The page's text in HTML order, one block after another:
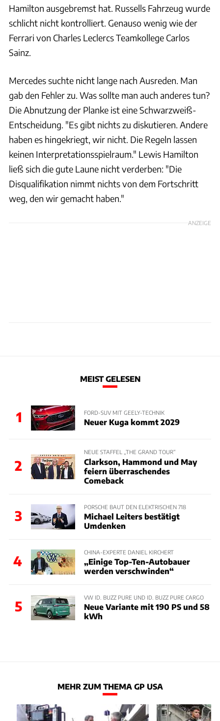
Hamilton ausgebremst hat. Russells Fahrzeug wurde
schlicht nicht kontrolliert. Genauso wenig wie der
Ferrari von Charles Leclercs Teamkollege Carlos
Sainz.
Mercedes suchte nicht lange nach Ausreden. Man
gab den Fehler zu. Was sollte man auch anderes tun?
Die Abnutzung der Planke ist eine Schwarzweiß-
Entscheidung. "Es gibt nichts zu diskutieren. Andere
haben es hingekriegt, wir nicht. Die Regeln lassen
keinen Interpretationsspielraum." Lewis Hamilton
ließ sich die gute Laune nicht verderben: "Die
Disqualifikation nimmt nichts von dem Fortschritt
weg, den wir gemacht haben."
ANZEIGE
MEIST GELESEN
1 FORD-SUV MIT GEELY-TECHNIK
Neuer Kuga kommt 2029
2
NEUE STAFFEL „THE GRAND TOUR“
Clarkson, Hammond und May
feiern überraschendes
Comeback
3
PORSCHE BAUT DEN ELEKTRISCHEN 718
Michael Leiters bestätigt
Umdenken
4
CHINA-EXPERTE DANIEL KIRCHERT
„Einige Top-Ten-Autobauer
werden verschwinden“
5
VW ID. BUZZ PURE UND ID. BUZZ PURE CARGO
Neue Variante mit 190 PS und 58
kWh
MEHR ZUM THEMA GP USA